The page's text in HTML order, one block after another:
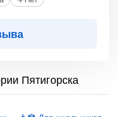
Пятигорска